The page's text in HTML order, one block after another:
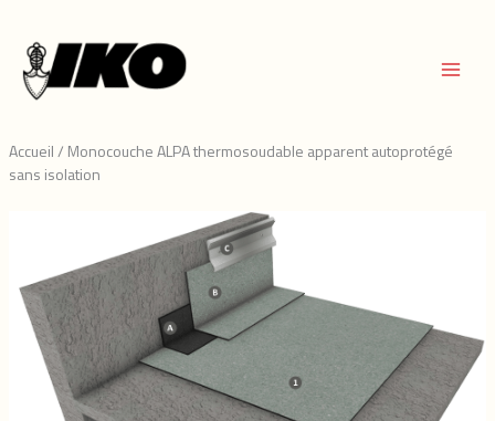
contenu
Accueil/ Monocouche ALPA thermosoudable apparent autoprotégé
sans isolation